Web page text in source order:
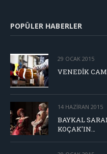
POPÜLER HABERLER
29 OCAK 2015
VENEDİK
14 HAZIRAN 2015
BAYKAL
KOÇAK’IN…